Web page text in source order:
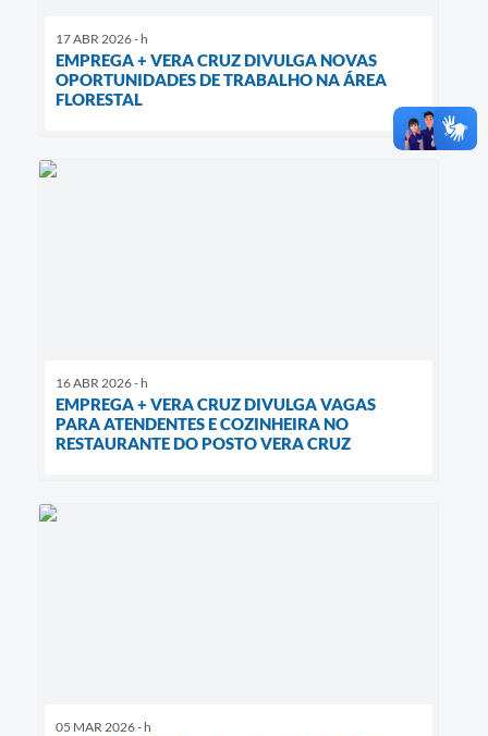
17 ABR 2026 - h
EMPREGA + VERA CRUZ DIVULGA NOVAS
OPORTUNIDADES DE TRABALHO NA ÁREA
FLORESTAL
16 ABR 2026 - h
EMPREGA + VERA CRUZ DIVULGA VAGAS
PARA ATENDENTES E COZINHEIRA NO
RESTAURANTE DO POSTO VERA CRUZ
05 MAR 2026 - h